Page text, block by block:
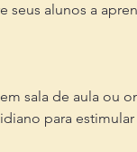
seus alunos a
sala de aula ou
para estimular